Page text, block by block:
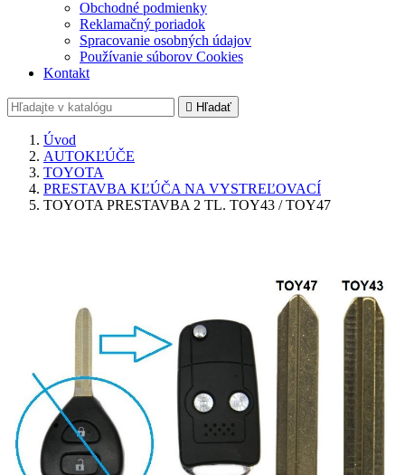
Obchodné podmienky
Reklamačný poriadok
Spracovanie osobných údajov
Používanie súborov Cookies
Kontakt
 Hľadať
Úvod
AUTOKĽÚČE
TOYOTA
PRESTAVBA KĽÚČA NA VYSTREĽOVACÍ
TOYOTA PRESTAVBA 2 TL. TOY43 / TOY47